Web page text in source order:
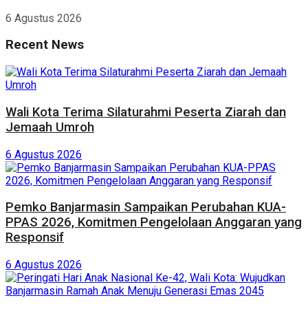
6 Agustus 2026
Recent News
Wali Kota Terima Silaturahmi Peserta Ziarah dan
Jemaah Umroh
6 Agustus 2026
Pemko Banjarmasin Sampaikan Perubahan KUA-
PPAS 2026, Komitmen Pengelolaan Anggaran yang
Responsif
6 Agustus 2026